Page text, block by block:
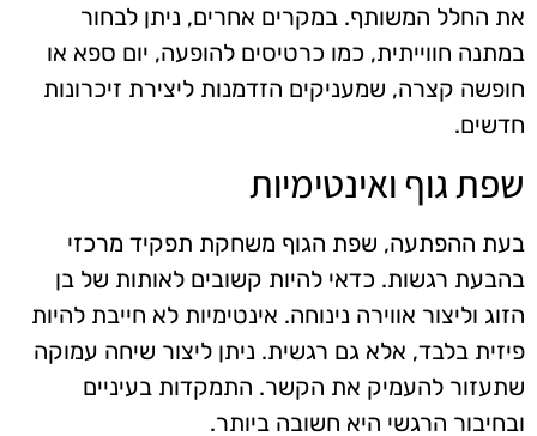
את החלל המשותף. במקרים אחרים, ניתן לבחור
במתנה חווייתית, כמו כרטיסים להופעה, יום ספא או
חופשה קצרה, שמעניקים הזדמנות ליצירת זיכרונות
חדשים.
שפת גוף ואינטימיות
בעת ההפתעה, שפת הגוף משחקת תפקיד מרכזי
בהבעת רגשות. כדאי להיות קשובים לאותות של בן
הזוג וליצור אווירה נינוחה. אינטימיות לא חייבת להיות
פיזית בלבד, אלא גם רגשית. ניתן ליצור שיחה עמוקה
שתעזור להעמיק את הקשר. התמקדות בעיניים
ובחיבור הרגשי היא חשובה ביותר.